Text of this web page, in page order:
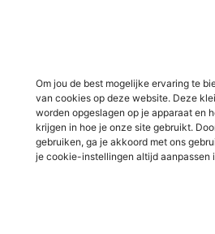
Om jou de best mogelijke ervaring te
van cookies op deze website. Deze
worden opgeslagen op je apparaat en
krijgen in hoe je onze site gebruikt.
gebruiken, ga je akkoord met ons
je cookie-instellingen altijd aanpassen
Vacatures in Varsseveld
Vacatures in Winterswijk
Vacatures in Zelhem
Vacatures in Zutphen